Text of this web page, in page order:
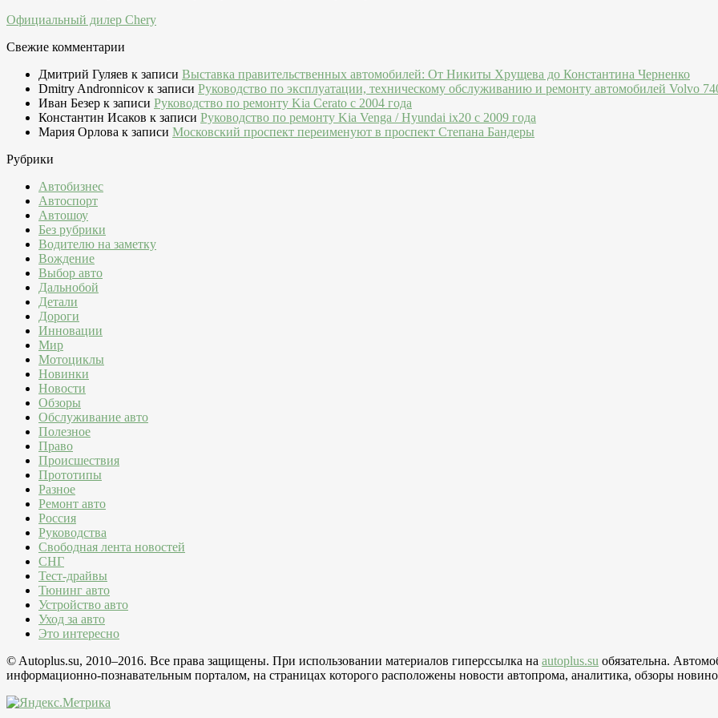
Официальный дилер Chery
Свежие комментарии
Дмитрий Гуляев к записи Выставка правительственных автомобилей: От Никиты Хрущева до Константина Черненко
Dmitry Andronnicov к записи Руководство по эксплуатации, техническому обслуживанию и ремонту автомобилей Volvo
Иван Безер к записи Руководство по ремонту Kia Cerato c 2004 года
Константин Исаков к записи Руководство по ремонту Kia Venga / Hyundai ix20 c 2009 года
Мария Орлова к записи Московский проспект переименуют в проспект Степана Бандеры
Рубрики
Автобизнес
Автоспорт
Автошоу
Без рубрики
Водителю на заметку
Вождение
Выбор авто
Дальнобой
Детали
Дороги
Инновации
Мир
Мотоциклы
Новинки
Новости
Обзоры
Обслуживание авто
Полезное
Право
Происшествия
Прототипы
Разное
Ремонт авто
Россия
Руководства
Свободная лента новостей
СНГ
Тест-драйвы
Тюнинг авто
Устройство авто
Уход за авто
Это интересно
© Autoplus.su, 2010–2016. Все права защищены. При использовании материалов гиперссылка на autoplus.su обязательна.
информационно-познавательным порталом, на страницах которого расположены новости автопрома, аналитика, обзоры